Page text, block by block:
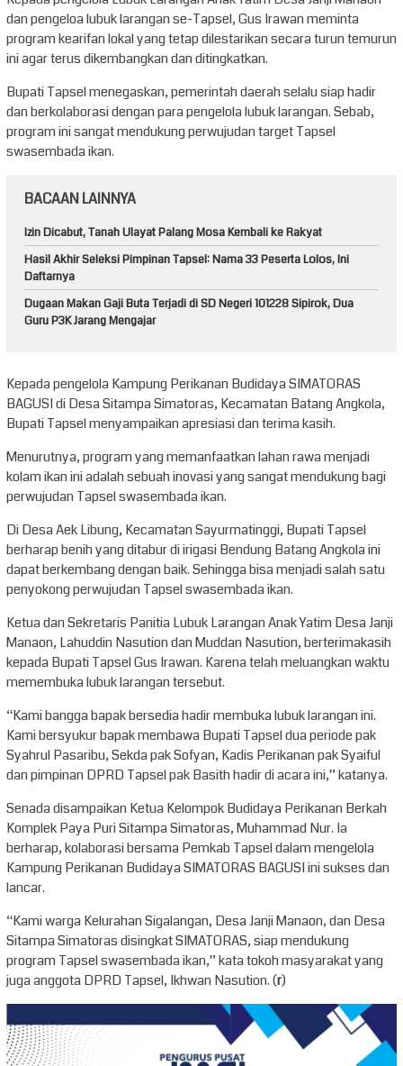
dan pengeloa lubuk larangan se-Tapsel, Gus Irawan meminta
program kearifan lokal yang tetap dilestarikan secara turun temurun
ini agar terus dikembangkan dan ditingkatkan.
Bupati Tapsel menegaskan, pemerintah daerah selalu siap hadir
dan berkolaborasi dengan para pengelola lubuk larangan. Sebab,
program ini sangat mendukung perwujudan target Tapsel
swasembada ikan.
BACAAN LAINNYA
Izin Dicabut, Tanah Ulayat Palang Mosa Kembali ke Rakyat
Hasil Akhir Seleksi Pimpinan Tapsel: Nama 33 Peserta Lolos, Ini
Daftarnya
Dugaan Makan Gaji Buta Terjadi di SD Negeri 101228 Sipirok, Dua
Guru P3K Jarang Mengajar
Kepada pengelola Kampung Perikanan Budidaya SIMATORAS
BAGUSI di Desa Sitampa Simatoras, Kecamatan Batang Angkola,
Bupati Tapsel menyampaikan apresiasi dan terima kasih.
Menurutnya, program yang memanfaatkan lahan rawa menjadi
kolam ikan ini adalah sebuah inovasi yang sangat mendukung bagi
perwujudan Tapsel swasembada ikan.
Di Desa Aek Libung, Kecamatan Sayurmatinggi, Bupati Tapsel
berharap benih yang ditabur di irigasi Bendung Batang Angkola ini
dapat berkembang dengan baik. Sehingga bisa menjadi salah satu
penyokong perwujudan Tapsel swasembada ikan.
Ketua dan Sekretaris Panitia Lubuk Larangan Anak Yatim Desa Janji
Manaon, Lahuddin Nasution dan Muddan Nasution, berterimakasih
kepada Bupati Tapsel Gus Irawan. Karena telah meluangkan waktu
memembuka lubuk larangan tersebut.
“Kami bangga bapak bersedia hadir membuka lubuk larangan ini.
Kami bersyukur bapak membawa Bupati Tapsel dua periode pak
Syahrul Pasaribu, Sekda pak Sofyan, Kadis Perikanan pak Syaiful
dan pimpinan DPRD Tapsel pak Basith hadir di acara ini,” katanya.
Senada disampaikan Ketua Kelompok Budidaya Perikanan Berkah
Komplek Paya Puri Sitampa Simatoras, Muhammad Nur. Ia
berharap, kolaborasi bersama Pemkab Tapsel dalam mengelola
Kampung Perikanan Budidaya SIMATORAS BAGUSI ini sukses dan
lancar.
“Kami warga Kelurahan Sigalangan, Desa Janji Manaon, dan Desa
Sitampa Simatoras disingkat SIMATORAS, siap mendukung
program Tapsel swasembada ikan,” kata tokoh masyarakat yang
juga anggota DPRD Tapsel, Ikhwan Nasution. (r)